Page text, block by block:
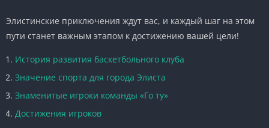
Элистинские приключения ждут вас, и каждый шаг на этом
пути станет важным этапом к достижению вашей цели!
История развития баскетбольного клуба
Значение спорта для города Элиста
Знаменитые игроки команды «Го ту»
Достижения игроков